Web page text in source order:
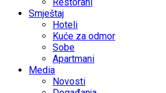
Smještaj
Hoteli
Kuće za odmor
Sobe
Apartmani
Media
Novosti